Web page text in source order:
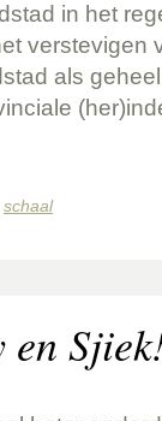
in het
verstevigen
als
schaal
en